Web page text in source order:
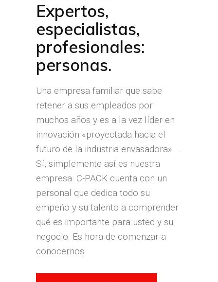
Expertos,
especialistas,
profesionales:
personas.
Una empresa familiar que sabe
retener a sus empleados por
muchos años y es a la vez líder en
innovación «proyectada hacia el
futuro de la industria envasadora» –
Sí, simplemente así es nuestra
empresa. C-PACK cuenta con un
personal que dedica todo su
empeño y su talento a comprender
qué es importante para usted y su
negocio. Es hora de comenzar a
conocernos.